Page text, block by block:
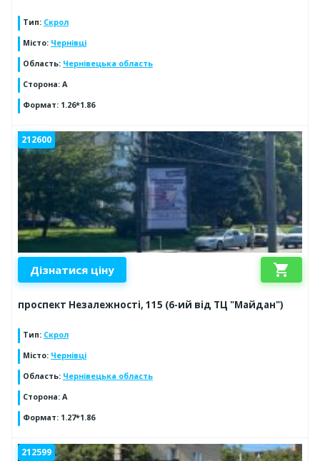
Тип: Скрол
Місто: Чернівці
Область: Чернівецька область
Сторона: А
Формат: 1.26*1.86
212600
Дізнатися ціну shopping_cart
проспект Незалежності, 115 (6-ий від ТЦ "Майдан")
Тип: Скрол
Місто: Чернівці
Область: Чернівецька область
Сторона: А
Формат: 1.27*1.86
212599